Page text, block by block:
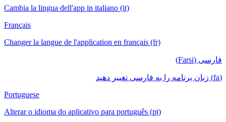
Cambia la lingua dell'app in italiano (it)
Français
Changer la langue de l'application en français (fr)
فارسی (Farsi)
(fa) زبان برنامه را به فارسی تغییر دهید
Portuguese
Alterar o idioma do aplicativo para português (pt)